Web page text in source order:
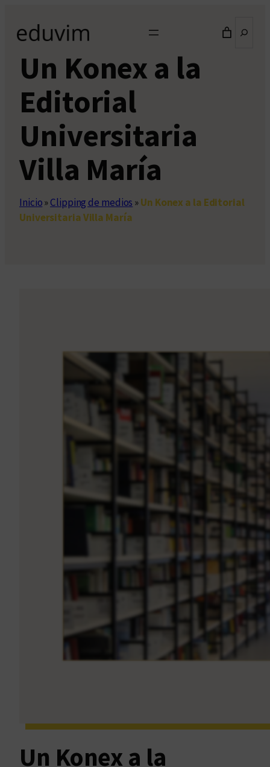
contenido
Un Konex a la
Editorial
Universitaria
Villa María
Inicio»Clipping de medios »Un Konex a la Editorial
Universitaria Villa María
Un Konex a la